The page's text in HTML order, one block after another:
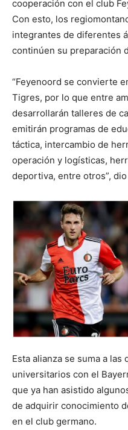
cooperación con el club
Con esto, los
integrantes de diferentes
continúen su preparación
“Feyenoord se convierte
Tigres, por lo que entre
desarrollarán talleres de
emitirán programas de
táctica, intercambio de
operación y logísticas,
deportiva, entre otros”,
Esta alianza se suma a
universitarios con el
que ya han asistido
de adquirir conocimiento
en el club germano.